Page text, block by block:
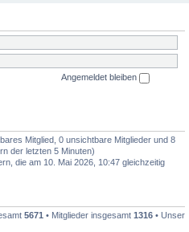
Angemeldet bleiben
Mitglied, 0 unsichtbare Mitglieder und 8
der letzten 5 Minuten)
die am 10. Mai 2026, 10:47 gleichzeitig
5671 • Mitglieder insgesamt 1316 • Unser